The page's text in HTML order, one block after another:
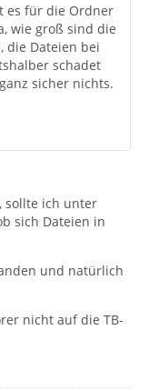
es für die Ordner
wie groß sind die
die Dateien bei
schadet
sicher nichts.
sollte ich unter
sich Dateien in
und natürlich
nicht auf die TB-